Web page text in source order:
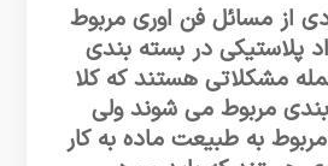
از مسائل فن اوری مربوط
پلاستیکی در بسته بندی
مشکلاتی هستند که کلا
مربوط می شوند ولی
به طبیعت ماده به کار